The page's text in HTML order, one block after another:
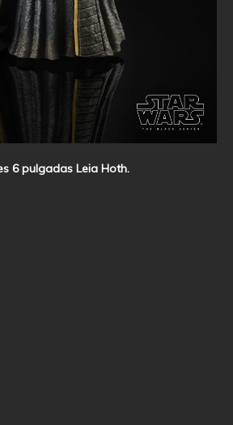
6 pulgadas Leia Hoth.